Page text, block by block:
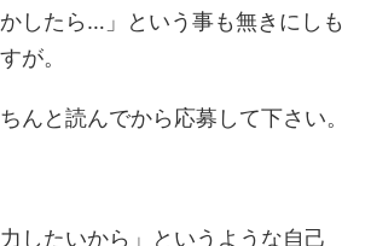
したら…」という事も無きにしも
が。
んと読んでから応募して下さい。
したいから」というような自己